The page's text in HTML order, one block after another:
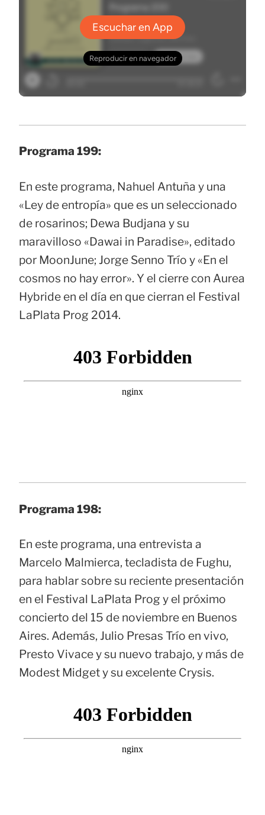
Programa 199:
En este programa, Nahuel Antuña y una
«Ley de entropía» que es un seleccionado
de rosarinos; Dewa Budjana y su
maravilloso «Dawai in Paradise», editado
por MoonJune; Jorge Senno Trío y «En el
cosmos no hay error». Y el cierre con Aurea
Hybride en el día en que cierran el Festival
LaPlata Prog 2014.
Programa 198:
En este programa, una entrevista a
Marcelo Malmierca, tecladista de Fughu,
para hablar sobre su reciente presentación
en el Festival LaPlata Prog y el próximo
concierto del 15 de noviembre en Buenos
Aires. Además, Julio Presas Trío en vivo,
Presto Vivace y su nuevo trabajo, y más de
Modest Midget y su excelente Crysis.